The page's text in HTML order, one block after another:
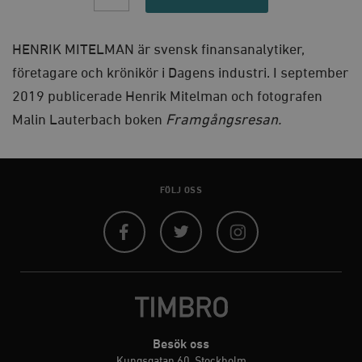
HENRIK MITELMAN är svensk finansanalytiker,
företagare och krönikör i Dagens industri. I september
2019 publicerade Henrik Mitelman och fotografen
Malin Lauterbach boken Framgångsresan.
FÖLJ OSS
Besök oss
kärnwebbplatsfunktioner som användarinloggning
Namn
/ Domän
woocommerce_cart_hash
Automattic
woocommerce_items_in_cart